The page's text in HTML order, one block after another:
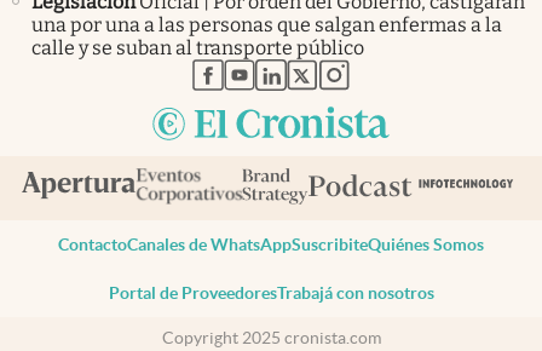
una por una a las personas que salgan enfermas a la
calle y se suban al transporte público
abre en nueva pestaña
abre en nueva pestaña
abre en nueva pestaña
abre en nueva pestaña
abre en nueva pestaña
ContactoCanales de WhatsAppSuscribiteQuiénes Somos
Portal de ProveedoresTrabajá con nosotros
Copyright 2025 cronista.com